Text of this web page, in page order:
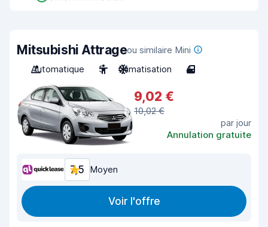
Mitsubishi Attrageou similaire Mini
Automatique
5 Climatisation 4
9,02 €
10,02 €
par jour
Annulation gratuite
7,5 Moyen
Voir l'offre